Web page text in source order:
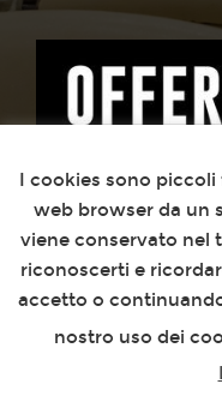
I cookies sono
web browser da un
viene conservato nel
riconoscerti e
accetto o
nostro uso dei